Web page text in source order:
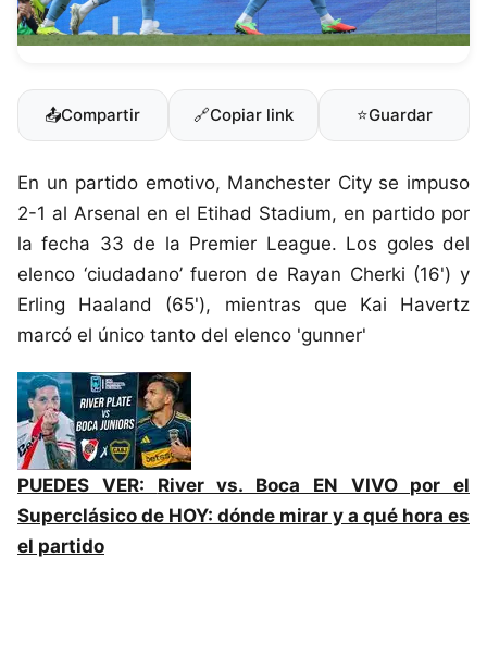
📤Compartir 🔗Copiar link ⭐Guardar
En un partido emotivo, Manchester City se impuso
2-1 al Arsenal en el Etihad Stadium, en partido por
la fecha 33 de la Premier League. Los goles del
elenco ‘ciudadano’ fueron de Rayan Cherki (16') y
Erling Haaland (65'), mientras que Kai Havertz
marcó el único tanto del elenco 'gunner'
PUEDES VER: River vs. Boca EN VIVO por el
Superclásico de HOY: dónde mirar y a qué hora es
el partido